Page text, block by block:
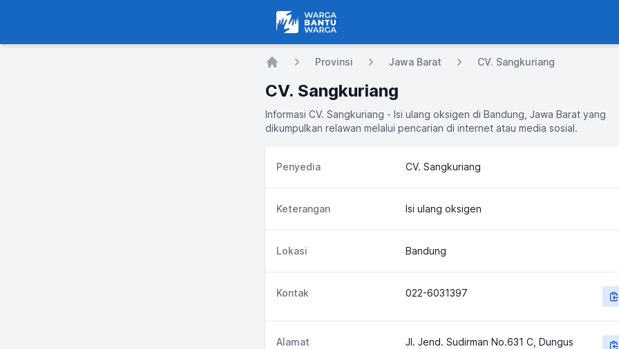
Warga Bantu Warga
Provinsi Jawa Barat CV. Sangkuriang
CV. Sangkuriang
Informasi CV. Sangkuriang - Isi ulang oksigen di Bandung, Jawa Barat yang
dikumpulkan relawan melalui pencarian di internet atau media sosial.
Penyedia CV. Sangkuriang
Keterangan Isi ulang oksigen
Lokasi Bandung
Kontak 022-6031397
Alamat
Jl. Jend. Sudirman No.631 C, Dungus